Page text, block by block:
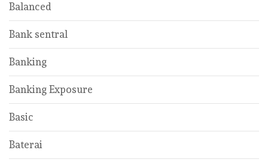
Balanced
Bank sentral
Banking
Banking Exposure
Basic
Baterai